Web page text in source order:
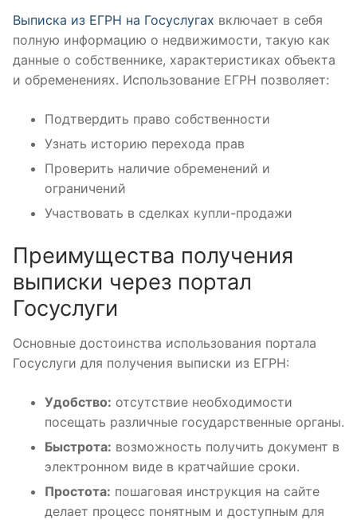
Выписка из ЕГРН на Госуслугах включает в себя
полную информацию о недвижимости, такую как
данные о собственнике, характеристиках объекта
и обременениях. Использование ЕГРН позволяет:
Подтвердить право собственности
Узнать историю перехода прав
Проверить наличие обременений и
ограничений
Участвовать в сделках купли-продажи
Преимущества получения
выписки через портал
Госуслуги
Основные достоинства использования портала
Госуслуги для получения выписки из ЕГРН:
Удобство: отсутствие необходимости
посещать различные государственные органы.
Быстрота: возможность получить документ в
электронном виде в кратчайшие сроки.
Простота: пошаговая инструкция на сайте
делает процесс понятным и доступным для